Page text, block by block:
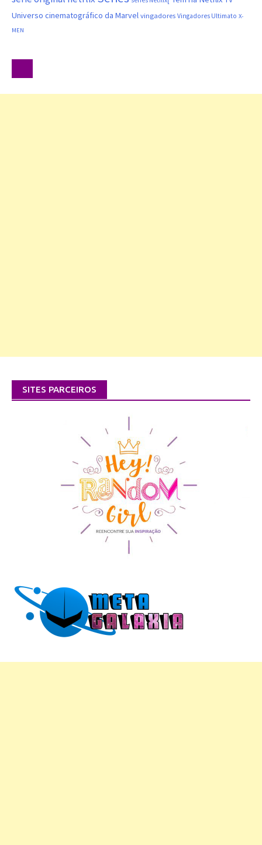
Universo cinematográfico da Marvel vingadores Vingadores Ultimato X-
MEN
SITES PARCEIROS